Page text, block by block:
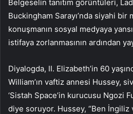
Belgeselin tanıtım görüntüleri,
Buckingham Sarayı’nda siyahi bir
konuşmanın sosyal medyaya
istifaya zorlanmasının ardından
Diyalogda, II. Elizabeth’in 60
William’ın vaftiz annesi Hussey,
‘Sistah Space’in kurucusu Ngozi
diye soruyor. Hussey, “Ben İngiliz